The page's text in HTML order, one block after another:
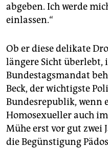
abgeben. Ich werde
einlassen.“
Ob er diese delikate
längere Sicht überlebt,
Bundestagsmandat
Beck, der wichtigste
Bundesrepublik, wenn
Homosexueller auch
Mühe erst vor gut zwei
die Begünstigung